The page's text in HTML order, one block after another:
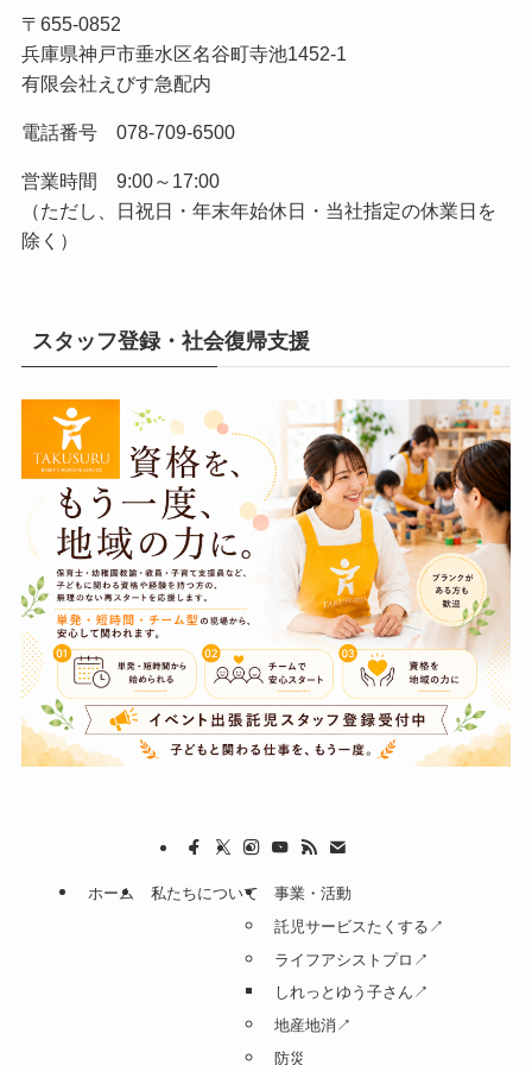
〒655-0852
兵庫県神戸市垂水区名谷町寺池1452-1
有限会社えびす急配内
電話番号 078-709-6500
営業時間 9:00～17:00
（ただし、日祝日・年末年始休日・当社指定の休業日を
除く）
スタッフ登録・社会復帰支援
ホーム 私たちについて
事業・活動
託児サービスたくする↗
ライフアシストプロ↗
しれっとゆう子さん↗
地産地消↗
防災